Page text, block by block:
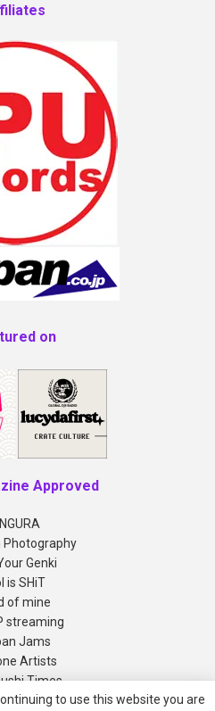
on
Approved
Photography
Genki
is SHiT
of mine
streaming
Jams
Artists
Times
to use this website you are